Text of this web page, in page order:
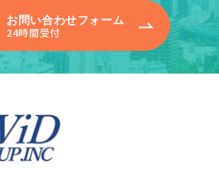
お問い合わせフォーム
24時間受付